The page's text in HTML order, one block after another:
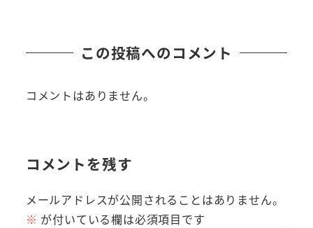
この投稿へのコメント
コメントはありません。
コメントを残す
メールアドレスが公開されることはありません。
※ が付いている欄は必須項目です